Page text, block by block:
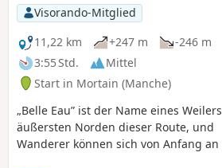
Visorando-Mitglied
11,22 km
+247 m
-246 m
3:55 Std.
Mittel
Start in Mortain (Manche)
„Belle Eau” ist der Name eines
äußersten Norden dieser Route, und
Wanderer können sich von Anfang an